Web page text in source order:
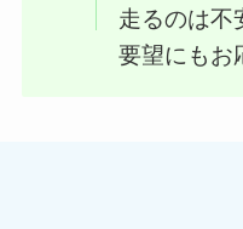
走るのは
要望にもお